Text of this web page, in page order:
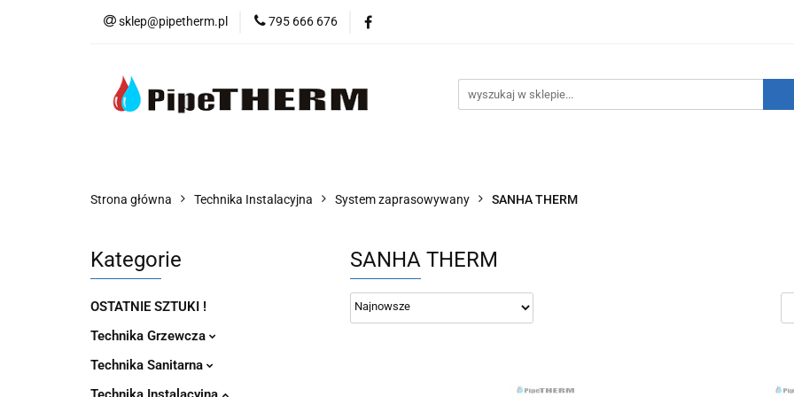
sklep@pipetherm.pl 795 666 676
Kategorie
Narzędzia OSTATNIE SZTUKI! O nas
Strona główna Technika Instalacyjna System zaprasowywany SANHA THERM
Kategorie
OSTATNIE SZTUKI !
Technika Grzewcza
Technika Sanitarna
SANHA THERM